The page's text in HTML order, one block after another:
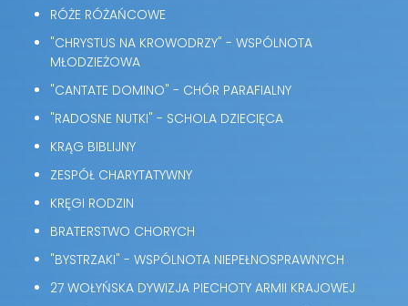
RÓŻE RÓŻAŃCOWE
"CHRYSTUS NA KROWODRZY" - WSPÓLNOTA
MŁODZIEŻOWA
"CANTATE DOMINO" - CHÓR PARAFIALNY
"RADOSNE NUTKI" - SCHOLA DZIECIĘCA
KRĄG BIBLIJNY
ZESPÓŁ CHARYTATYWNY
KRĘGI RODZIN
BRATERSTWO CHORYCH
"BYSTRZAKI" - WSPÓLNOTA NIEPEŁNOSPRAWNYCH
27 WOŁYŃSKA DYWIZJA PIECHOTY ARMII KRAJOWEJ